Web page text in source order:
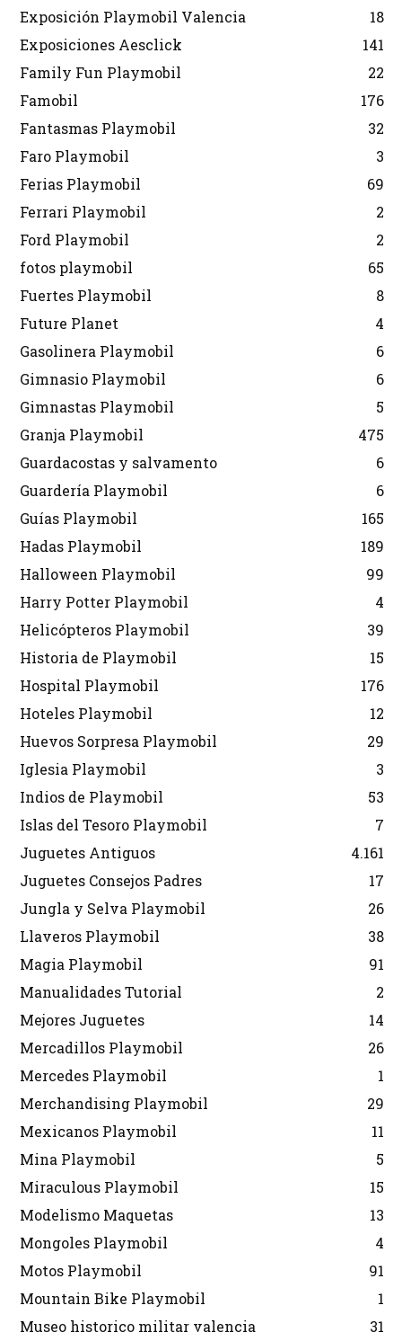
Exposición Playmobil Valencia
18
Exposiciones Aesclick
141
Family Fun Playmobil
22
Famobil
176
Fantasmas Playmobil
32
Faro Playmobil
3
Ferias Playmobil
69
Ferrari Playmobil
2
Ford Playmobil
2
fotos playmobil
65
Fuertes Playmobil
8
Future Planet
4
Gasolinera Playmobil
6
Gimnasio Playmobil
6
Gimnastas Playmobil
5
Granja Playmobil
475
Guardacostas y salvamento
6
Guardería Playmobil
6
Guías Playmobil
165
Hadas Playmobil
189
Halloween Playmobil
99
Harry Potter Playmobil
4
Helicópteros Playmobil
39
Historia de Playmobil
15
Hospital Playmobil
176
Hoteles Playmobil
12
Huevos Sorpresa Playmobil
29
Iglesia Playmobil
3
Indios de Playmobil
53
Islas del Tesoro Playmobil
7
Juguetes Antiguos
4.161
Juguetes Consejos Padres
17
Jungla y Selva Playmobil
26
Llaveros Playmobil
38
Magia Playmobil
91
Manualidades Tutorial
2
Mejores Juguetes
14
Mercadillos Playmobil
26
Mercedes Playmobil
1
Merchandising Playmobil
29
Mexicanos Playmobil
11
Mina Playmobil
5
Miraculous Playmobil
15
Modelismo Maquetas
13
Mongoles Playmobil
4
Motos Playmobil
91
Mountain Bike Playmobil
1
Museo historico militar valencia
31